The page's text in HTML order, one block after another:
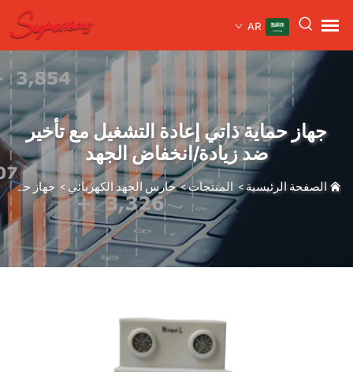
AR
جهاز حماية ذاتي إعادة التشغيل مع تأخير
ضد زيادة/انخفاض الجهد
الصفحة الرئيسية>المنتجات>حارس الجهد الكهربائي> جهاز حماية ذاتي إعادة التشغيل مع تأخير ضد زيادة/انخفاض الجهد